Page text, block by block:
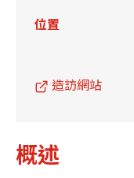
位置
造訪網站
概述